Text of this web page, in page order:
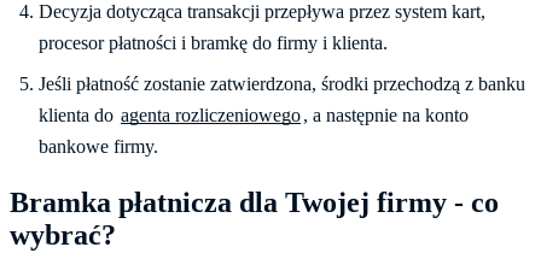
Decyzja dotycząca transakcji przepływa przez system kart,
procesor płatności i bramkę do firmy i klienta.
Jeśli płatność zostanie zatwierdzona, środki przechodzą z banku
klienta do agenta rozliczeniowego, a następnie na konto
bankowe firmy.
Bramka płatnicza dla Twojej firmy - co
wybrać?